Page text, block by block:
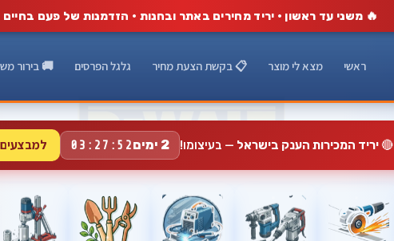
🔥 משני עד ראשון · יריד מחירים באתר ובחנות · הזדמנות של פעם בחיים
ראשי מצא לי מוצר 📋 בקשת הצעת מחיר גלגל הפרסים 🚚 בירור
🔴יריד המכירות הענק בישראל — בעיצומו! 2 ימים 03:27:51